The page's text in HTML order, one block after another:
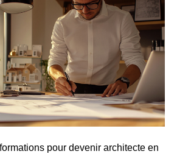
pour devenir architecte en